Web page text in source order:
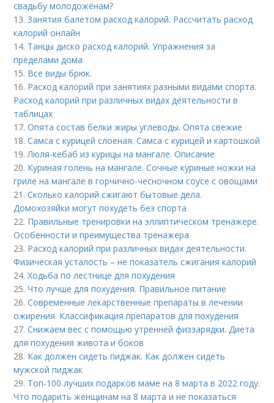
свадьбу молодожёнам?
13.Занятия балетом расход калорий. Рассчитать расход
калорий онлайн
14. Танцы диско расход калорий. Упражнения за
пределами дома
15. Все виды брюк.
16. Расход калорий при занятиях разными видами спорта.
Расход калорий при различных видах деятельности в
таблицах
17.Опята состав белки жиры углеводы. Опята свежие
18.Самса с курицей слоеная. Самса с курицей и картошкой
19. Люля-кебаб из курицы на мангале. Описание
20. Куриная голень на мангале. Сочные куриные ножки на
гриле на мангале в горчично-чесночном соусе с овощами
21.Сколько калорий сжигают бытовые дела.
Домохозяйки могут похудеть без спорта
22. Правильные тренировки на эллиптическом тренажере.
Особенности и преимущества тренажера
23. Расход калорий при различных видах деятельности.
Физическая усталость – не показатель сжигания калорий
24.Ходьба по лестнице для похудения
25.Что лучше для похудения. Правильное питание
26.Современные лекарственные препараты в лечении
ожирения. Классификация препаратов для похудения
27.Снижаем вес с помощью утренней физзарядки. Диета
для похудения живота и боков
28. Как должен сидеть пиджак. Как должен сидеть
мужской пиджак
29. Топ-100 лучших подарков маме на 8 марта в 2022 году.
Что подарить женщинам на 8 марта и не показаться